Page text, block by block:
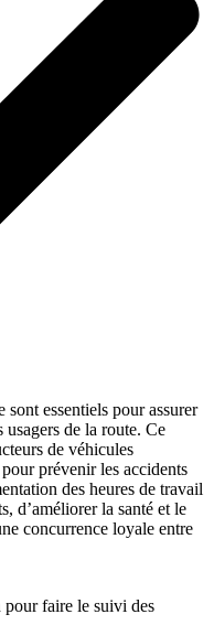
sont essentiels pour assurer
usagers de la route. Ce
de véhicules
prévenir les accidents
des heures de travail
d’améliorer la santé et le
concurrence loyale entre
pour faire le suivi des